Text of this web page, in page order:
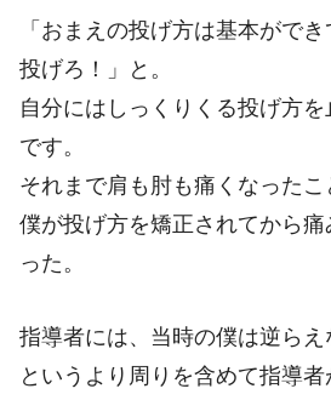
「おまえの投げ方は基本がで
投げろ！」と。
自分にはしっくりくる投げ方
です。
それまで肩も肘も痛くなったこ
僕が投げ方を矯正されてから
った。
指導者には、当時の僕は逆らえ
というより周りを含めて指導